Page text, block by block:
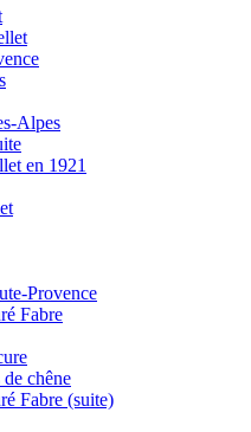
Alpes
en 1921
Provence
Fabre
chêne
Fabre (suite)